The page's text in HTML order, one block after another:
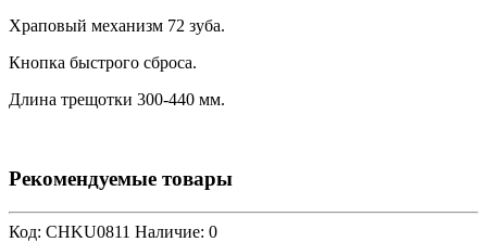
Храповый механизм 72 зуба.
Кнопка быстрого сброса.
Длина трещотки 300-440 мм.
Рекомендуемые товары
Код: CHKU0811 Наличие: 0